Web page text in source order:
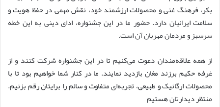
بکر، فرهنگ غنی و محصولات ارزشمند خود، نقش مهمی در حفظ هویت و
سلامت ایرانیان دارد. حضور ما در این جشنواره، ادای دینی به این خطه
سرسبز و مردمان مهربان آن است.
از همه علاقه‌مندان دعوت می‌کنیم تا در این جشنواره شرکت کنند و از
غرفه حکیم برزند مغان بازدید نمایند. ما در کنار شما خواهیم بود تا با
محصولات ارگانیک و طبیعی، تجربه‌ای متفاوت و سالم را برایتان رقم بزنیم.
منتظر دیدارتان هستیم